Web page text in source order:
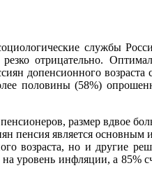
службы
отрицательно.
возраста
половины (58%)
размер вдвое
является основным
возраста, но и другие
уровень инфляции, а 85%